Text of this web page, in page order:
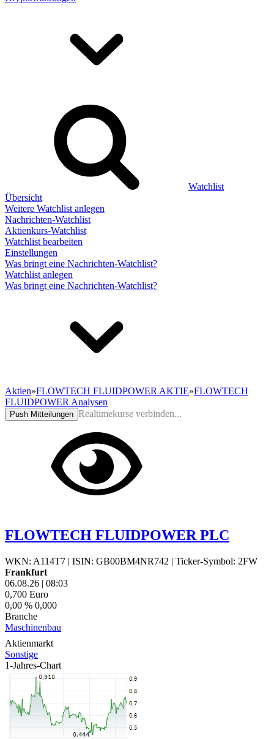
Watchlist
Übersicht
Weitere Watchlist anlegen
Nachrichten-Watchlist
Aktienkurs-Watchlist
Watchlist bearbeiten
Einstellungen
Was bringt eine Nachrichten-Watchlist?
Watchlist anlegen
Was bringt eine Nachrichten-Watchlist?
Aktien»FLOWTECH FLUIDPOWER AKTIE»FLOWTECH
FLUIDPOWER Analysen
Push Mitteilungen Realtimekurse verbinden...
FLOWTECH FLUIDPOWER PLC
WKN: A114T7 | ISIN: GB00BM4NR742 | Ticker-Symbol: 2FW
Frankfurt
06.08.26 | 08:03
0,700 Euro
0,00 % 0,000
Branche
Maschinenbau
Aktienmarkt
Sonstige
1-Jahres-Chart